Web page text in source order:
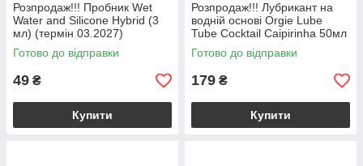
Розпродаж!!! Пробник Wet
Water and Silicone Hybrid (3
мл) (термін 03.2027)
Готово до відправки
49 ₴
Купити
Розпродаж!!! Лубрикант на
водній основі Orgie Lube
Tube Cocktail Caipirinha 50мл
(термін 18.10.2026)
Готово до відправки
179 ₴
Купити